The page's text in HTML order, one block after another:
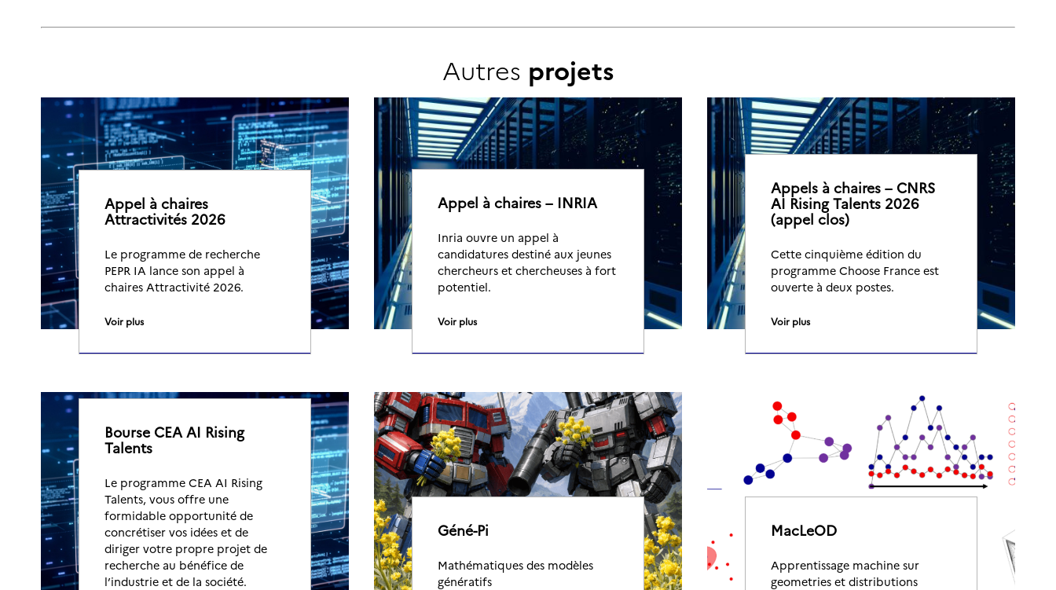
Autres projets
Appel à chaires
Attractivités 2026
Le programme de recherche
PEPR IA lance son appel à
chaires Attractivité 2026.
Voir plus
Appel à chaires – INRIA
Inria ouvre un appel à
candidatures destiné aux jeunes
chercheurs et chercheuses à fort
potentiel.
Voir plus
Appels à chaires – CNRS
AI Rising Talents 2026
(appel clos)
Cette cinquième édition du
programme Choose France est
ouverte à deux postes.
Voir plus
Bourse CEA AI Rising
Talents
Le programme CEA AI Rising
Talents, vous offre une
formidable opportunité de
concrétiser vos idées et de
diriger votre propre projet de
recherche au bénéfice de
l’industrie et de la société.
Géné-Pi
Mathématiques des modèles
génératifs
MacLeOD
Apprentissage machine sur
geometries et distributions